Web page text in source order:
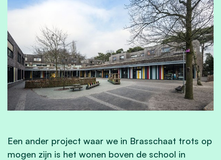
Een ander project waar we in Brasschaat trots op
mogen zijn is het wonen boven de school in